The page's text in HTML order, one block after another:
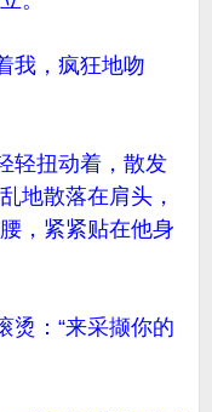
，疯狂地吻
扭动着，散发
地散落在肩头，
，紧紧贴在他身
：“来采撷你的